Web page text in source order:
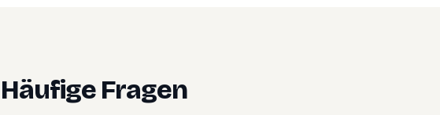
Häufige Fragen